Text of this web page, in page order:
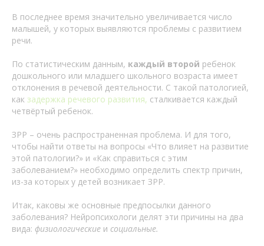
В последнее время значительно увеличивается число
малышей, у которых выявляются проблемы с развитием
речи.
По статистическим данным, каждый второй ребенок
дошкольного или младшего школьного возраста имеет
отклонения в речевой деятельности. С такой патологией,
как задержка речевого развития, сталкивается каждый
четвёртый ребенок.
ЗРР – очень распространенная проблема. И для того,
чтобы найти ответы на вопросы «Что влияет на развитие
этой патологии?» и «Как справиться с этим
заболеванием?» необходимо определить спектр причин,
из-за которых у детей возникает ЗРР.
Итак, каковы же основные предпосылки данного
заболевания? Нейропсихологи делят эти причины на два
вида: физиологические и социальные.